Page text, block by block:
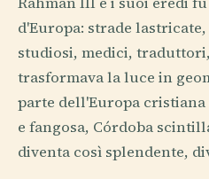
d'Europa: strade
studiosi, medici,
trasformava la luce in
parte dell'Europa
e fangosa, Córdoba
diventa così splendente,